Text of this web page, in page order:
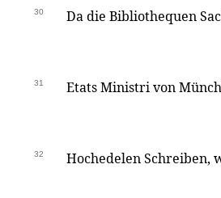
30 Da die Bibliothequen
31 Etats Ministri von
32 Hochedelen Schreiben,